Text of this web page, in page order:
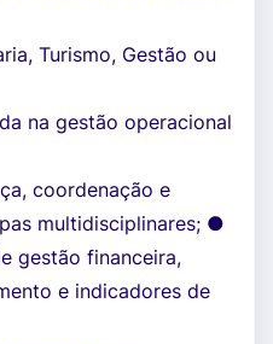
Turismo, Gestão ou
na gestão operacional
coordenação e
multidisciplinares; ●
gestão financeira,
e indicadores de